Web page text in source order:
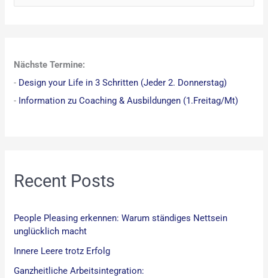
e
n
n
:
Nächste Termine:
- Design your Life in 3 Schritten (Jeder 2. Donnerstag)
- Information zu Coaching & Ausbildungen (1.Freitag/Mt)
Recent Posts
People Pleasing erkennen: Warum ständiges Nettsein
unglücklich macht
Innere Leere trotz Erfolg
Ganzheitliche Arbeitsintegration: